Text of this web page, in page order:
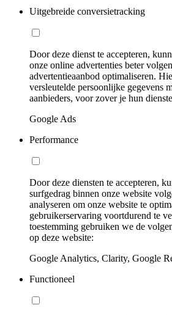
Uitgebreide conversietracking
Door deze dienst te accepteren,
onze online advertenties beter
advertentieaanbod optimaliseren.
versleutelde persoonlijke gegevens
aanbieders, voor zover je hun
Google Ads
Performance
Door deze diensten te accepteren,
surfgedrag binnen onze website
analyseren om onze website te
gebruikerservaring voortdurend te
toestemming gebruiken we de
op deze website:
Google Analytics, Clarity, Google
Functioneel